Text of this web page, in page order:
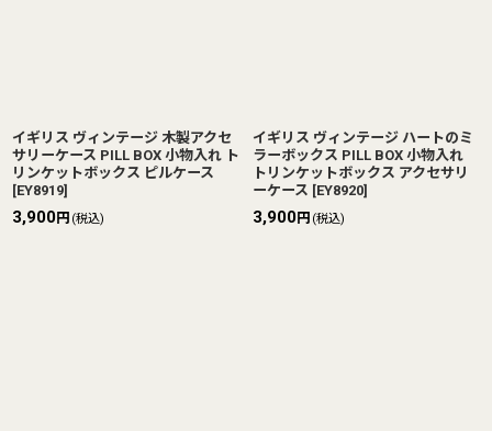
イギリス ヴィンテージ 木製アクセ
サリーケース PILL BOX 小物入れ ト
リンケットボックス ピルケース
[EY8919]
3,900円 (税込)
イギリス ヴィンテージ ハートのミ
ラーボックス PILL BOX 小物入れ
トリンケットボックス アクセサリ
ーケース [EY8920]
3,900円 (税込)